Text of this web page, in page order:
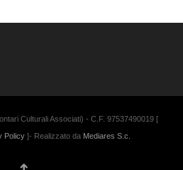
Culturali Associati) - C.F. 97537490019 [
Policy]- Realizzato da Mediares S.c.